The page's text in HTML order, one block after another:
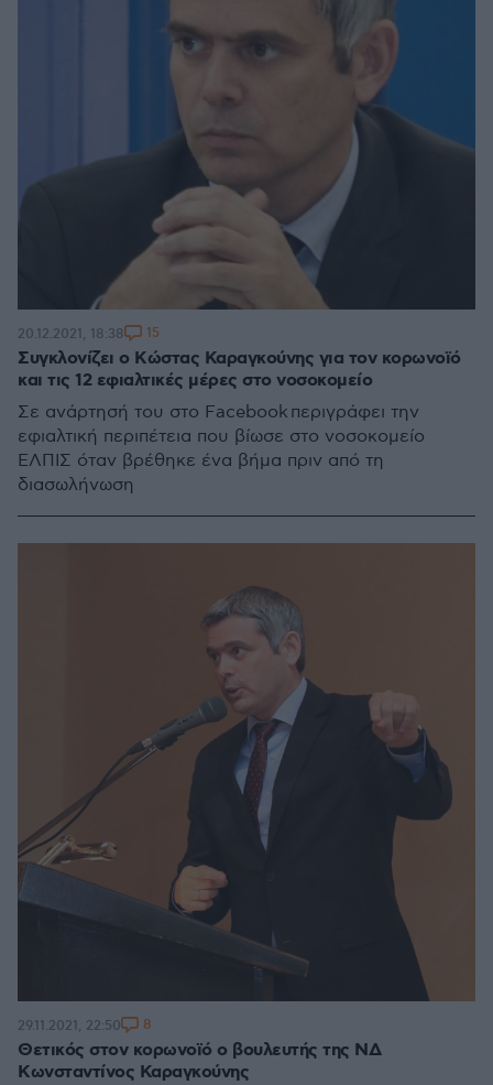
Συγκλονίζει ο Κώστας Καραγκούνης για τον κορωνοϊό
και τις 12 εφιαλτικές μέρες στο νοσοκομείο
Σε ανάρτησή του στο Facebook περιγράφει την
εφιαλτική περιπέτεια που βίωσε στο νοσοκομείο
ΕΛΠΙΣ όταν βρέθηκε ένα βήμα πριν από τη
διασωλήνωση
20.12.2021, 18:38 15
Θετικός στον κορωνοϊό ο βουλευτής της ΝΔ
Κωνσταντίνος Καραγκούνης
29.11.2021, 22:50 8